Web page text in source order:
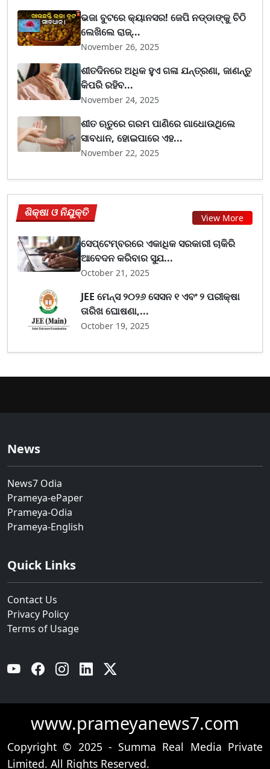
ଭଜା ବୁଟରେ କ୍ୟାନସର! ଜେପି ନଡ୍ଡାଙ୍କୁ ଚିଠି
ଲେଖିଲେ ରାଜ୍...
November 26, 2025
ଶୀତଦିନରେ ଅଧିକ ହୁଏ ଗଳା ଯନ୍ତ୍ରଣା, ଜାଣନ୍ତୁ
କିପରି ରହିବ...
November 24, 2025
ଶୀତ ଋତୁରେ ଗରମ ପାଣିରେ ଗାଧୋଉଥିଲେ
ସାବଧାନ, ହୋଇପାରେ ଏହ...
November 22, 2025
ଶିକ୍ଷା ଓ ନିଯୁକ୍ତି View More
ସେପ୍ଟେମ୍ବରରେ ଏକାଧିକ ସରକାରୀ ଚାକିରି
ଆବେଦନ କରିବାର ସୁଯ...
October 21, 2025
JEE ମେନ୍ସ ୨୦୨୬ ସେସନ ୧ ଏବଂ ୨ ପରୀକ୍ଷା
ତାରିଖ ଘୋଷଣା,...
October 19, 2025
News
News7 Odia
Prameya-ePaper
Prameya-Odia
Prameya-English
Quick Links
Contact Us
Privacy Policy
Terms of Usage
YouTube Facebook Instagram Linkedin
www.prameyanews7.com
Copyright © 2025 - Summa Real Media Private
Limited. All Rights Reserved.